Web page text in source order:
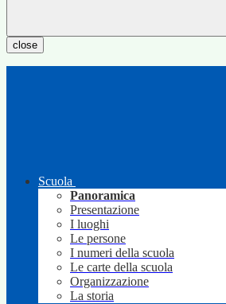
close
Scuola
Panoramica
Presentazione
I luoghi
Le persone
I numeri della scuola
Le carte della scuola
Organizzazione
La storia